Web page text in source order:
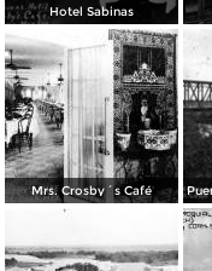
Hotel Sabinas
Mrs. Crosby´s Café